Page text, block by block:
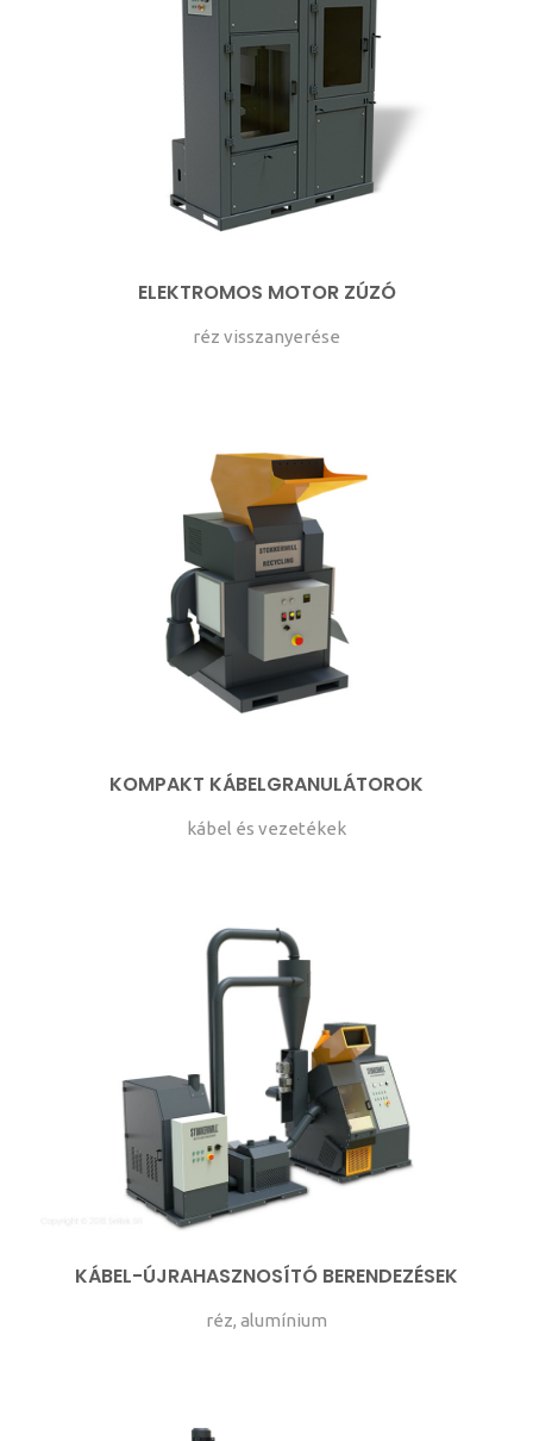
ELEKTROMOS MOTOR ZÚZÓ
réz visszanyerése
KOMPAKT KÁBELGRANULÁTOROK
kábel és vezetékek
KÁBEL-ÚJRAHASZNOSÍTÓ BERENDEZÉSEK
réz, alumínium